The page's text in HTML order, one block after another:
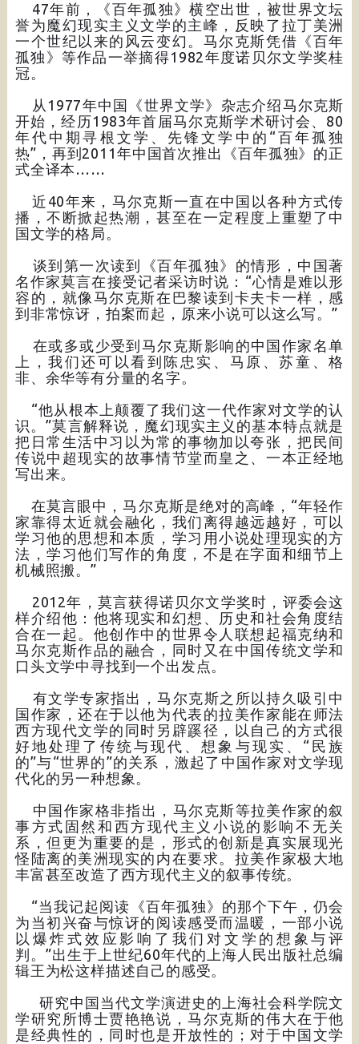
47年前，《百年孤独》横空出世，被世界文坛
誉为魔幻现实主义文学的主峰，反映了拉丁美洲
一个世纪以来的风云变幻。马尔克斯凭借《百年
孤独》等作品一举摘得1982年度诺贝尔文学奖桂
冠。
从1977年中国《世界文学》杂志介绍马尔克斯
开始，经历1983年首届马尔克斯学术研讨会、80
年代中期寻根文学、先锋文学中的“百年孤独
热”，再到2011年中国首次推出《百年孤独》的正
式全译本……
近40年来，马尔克斯一直在中国以各种方式传
播，不断掀起热潮，甚至在一定程度上重塑了中
国文学的格局。
谈到第一次读到《百年孤独》的情形，中国著
名作家莫言在接受记者采访时说：“心情是难以形
容的，就像马尔克斯在巴黎读到卡夫卡一样，感
到非常惊讶，拍案而起，原来小说可以这么写。”
在或多或少受到马尔克斯影响的中国作家名单
上，我们还可以看到陈忠实、马原、苏童、格
非、余华等有分量的名字。
“他从根本上颠覆了我们这一代作家对文学的认
识。”莫言解释说，魔幻现实主义的基本特点就是
把日常生活中习以为常的事物加以夸张，把民间
传说中超现实的故事情节堂而皇之、一本正经地
写出来。
在莫言眼中，马尔克斯是绝对的高峰，“年轻作
家靠得太近就会融化，我们离得越远越好，可以
学习他的思想和本质，学习用小说处理现实的方
法，学习他们写作的角度，不是在字面和细节上
机械照搬。”
2012年，莫言获得诺贝尔文学奖时，评委会这
样介绍他：他将现实和幻想、历史和社会角度结
合在一起。他创作中的世界令人联想起福克纳和
马尔克斯作品的融合，同时又在中国传统文学和
口头文学中寻找到一个出发点。
有文学专家指出，马尔克斯之所以持久吸引中
国作家，还在于以他为代表的拉美作家能在师法
西方现代文学的同时另辟蹊径，以自己的方式很
好地处理了传统与现代、想象与现实、“民族
的”与“世界的”的关系，激起了中国作家对文学现
代化的另一种想象。
中国作家格非指出，马尔克斯等拉美作家的叙
事方式固然和西方现代主义小说的影响不无关
系，但更为重要的是，形式的创新是真实展现光
怪陆离的美洲现实的内在要求。拉美作家极大地
丰富甚至改造了西方现代主义的叙事传统。
“当我记起阅读《百年孤独》的那个下午，仍会
为当初兴奋与惊讶的阅读感受而温暖，一部小说
以爆炸式效应影响了我们对文学的想象与评
判。”出生于上世纪60年代的上海人民出版社总编
辑王为松这样描述自己的感受。
研究中国当代文学演进史的上海社会科学院文
学研究所博士贾艳艳说，马尔克斯的伟大在于他
是经典性的，同时也是开放性的；对于中国文学